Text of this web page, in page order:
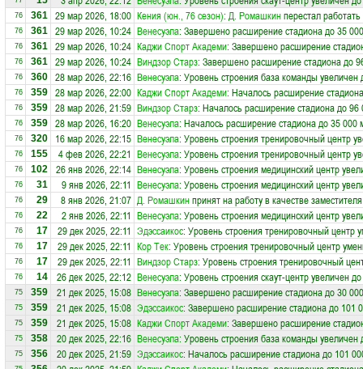
76 361 29 мар 2026, 18:00 Кения (юн., 76 сезон): Д. Ромашкинперестал
76 361 29 мар 2026, 10:24 Венесуэла: Завершено расширение стадиона до 35
76 361 29 мар 2026, 10:24 Каджи Спорт Академи: Завершено расширение
76 361 29 мар 2026, 10:24 Виндзор Старз: Завершено расширение стадиона до
76 360 28 мар 2026, 22:16 Венесуэла: Уровень строения база команды увеличен
76 359 28 мар 2026, 22:00 Каджи Спорт Академи: Началось расширение
76 359 28 мар 2026, 21:59 Виндзор Старз: Началось расширение стадиона до 96
76 359 28 мар 2026, 16:20 Венесуэла: Началось расширение стадиона до 35 000
76 320 16 мар 2026, 22:15 Венесуэла: Уровень строения тренировочный центр
76 155 4 фев 2026, 22:21 Венесуэла: Уровень строения тренировочный центр
76 102 26 янв 2026, 22:14 Венесуэла: Уровень строения медицинский центр
76 31 9 янв 2026, 22:11 Венесуэла: Уровень строения медицинский центр
76 29 8 янв 2026, 21:07 Д. Ромашкинпринят на работу в качестве
76 22 2 янв 2026, 22:11 Венесуэла: Уровень строения медицинский центр
76 17 29 дек 2025, 22:11 Эдэссаикос: Уровень строения тренировочный центр
76 17 29 дек 2025, 22:11 Кор Тек: Уровень строения тренировочный центр
76 17 29 дек 2025, 22:11 Виндзор Старз: Уровень строения тренировочный
76 14 26 дек 2025, 22:12 Венесуэла: Уровень строения скаут-центр увеличен
75 359 21 дек 2025, 15:08 Венесуэла: Завершено расширение стадиона до 30
75 359 21 дек 2025, 15:08 Эдэссаикос: Завершено расширение стадиона до 101
75 359 21 дек 2025, 15:08 Каджи Спорт Академи: Завершено расширение
75 358 20 дек 2025, 22:16 Венесуэла: Уровень строения база команды увеличен
75 356 20 дек 2025, 21:59 Эдэссаикос: Началось расширение стадиона до 101